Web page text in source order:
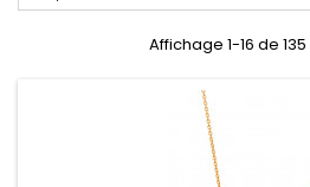
Affichage 1-16 de